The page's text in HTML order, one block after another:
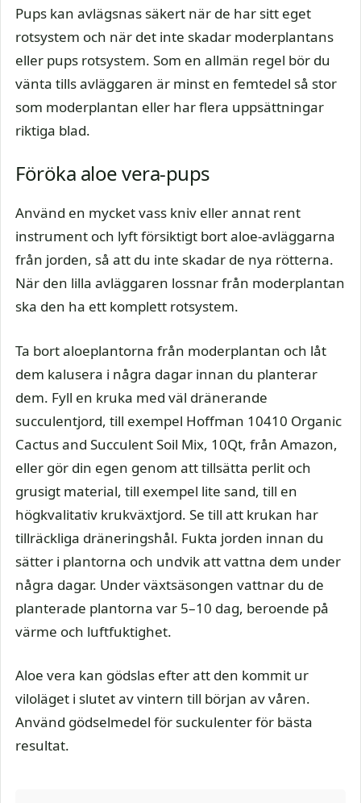
Pups kan avlägsnas säkert när de har sitt eget
rotsystem och när det inte skadar moderplantans
eller pups rotsystem. Som en allmän regel bör du
vänta tills avläggaren är minst en femtedel så stor
som moderplantan eller har flera uppsättningar
riktiga blad.
Föröka aloe vera-pups
Använd en mycket vass kniv eller annat rent
instrument och lyft försiktigt bort aloe-avläggarna
från jorden, så att du inte skadar de nya rötterna.
När den lilla avläggaren lossnar från moderplantan
ska den ha ett komplett rotsystem.
Ta bort aloeplantorna från moderplantan och låt
dem kalusera i några dagar innan du planterar
dem. Fyll en kruka med väl dränerande
succulentjord, till exempel Hoffman 10410 Organic
Cactus and Succulent Soil Mix, 10Qt, från Amazon,
eller gör din egen genom att tillsätta perlit och
grusigt material, till exempel lite sand, till en
högkvalitativ krukväxtjord. Se till att krukan har
tillräckliga dräneringshål. Fukta jorden innan du
sätter i plantorna och undvik att vattna dem under
några dagar. Under växtsäsongen vattnar du de
planterade plantorna var 5–10 dag, beroende på
värme och luftfuktighet.
Aloe vera kan gödslas efter att den kommit ur
viloläget i slutet av vintern till början av våren.
Använd gödselmedel för suckulenter för bästa
resultat.